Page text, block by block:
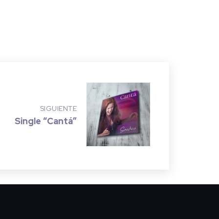
SIGUIENTE
Single “Cantá”